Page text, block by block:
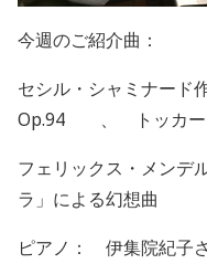
今週のご紹介曲：
セシル・シャミナー
Op.94 、 トッカー
フェリックス・メン
ラ」による幻想曲
ピアノ： 伊集院紀子